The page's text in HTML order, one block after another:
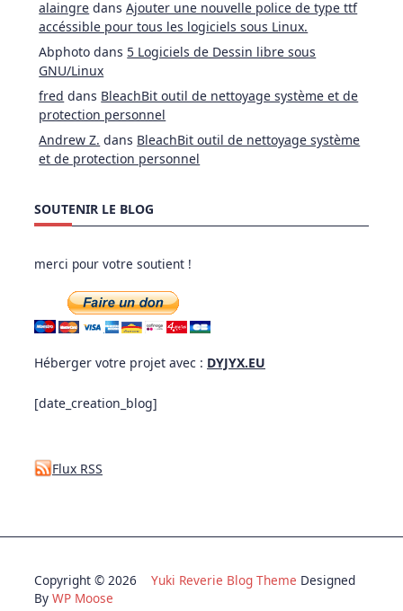
alaingre dansAjouter une nouvelle police de type ttf
accéssible pour tous les logiciels sous Linux.
Abphoto dans 5 Logiciels de Dessin libre sous
GNU/Linux
fred dans BleachBit outil de nettoyage système et de
protection personnel
Andrew Z. dans BleachBit outil de nettoyage système
et de protection personnel
SOUTENIR LE BLOG
merci pour votre soutient !
Héberger votre projet avec : DYJYX.EU
[date_creation_blog]
Flux RSS
Copyright © 2026 Yuki Reverie Blog Theme Designed
By WP Moose